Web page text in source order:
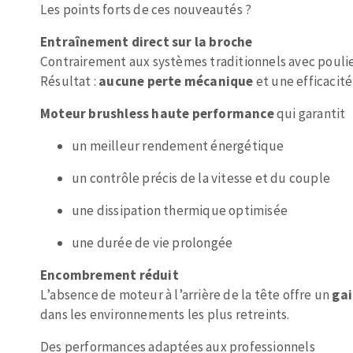
Plateaux supports
DISQUES ABRASIFS
Disques abrasifs agglomérés
Meules d'ébarbage
Disque
Meules de
Les points forts de ces nouveautés ?
Entraînement direct sur la broche
Contrairement aux systèmes traditionnels avec
Résultat : aucune perte mécaniqueet une
Moteurbrushlesshaute performancequi garantit
un meilleur rendement énergétique
un contrôle précis de la vitesse et du couple
une dissipation thermique optimisée
une durée de vie prolongée
Encombrement réduit
L’absence de moteur à l’arrière de la tête offre un
dans les environnements les plus retreints.
Des performances adaptées aux professionnels